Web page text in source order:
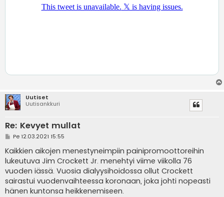
Uutiset
Uutisankkuri
Re: Kevyet mullat
V
e
s
t
i
Pe 12.03.2021 15:55
Kaikkien aikojen menestyneimpiin painipromoottoreihin
lukeutuva Jim Crockett Jr. menehtyi viime viikolla 76
vuoden iässä. Vuosia dialyysihoidossa ollut Crockett
sairastui vuodenvaihteessa koronaan, joka johti nopeasti
hänen kuntonsa heikkenemiseen.